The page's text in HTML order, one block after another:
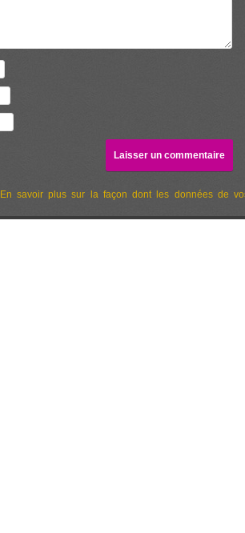
En savoir plus sur la façon dont les données de